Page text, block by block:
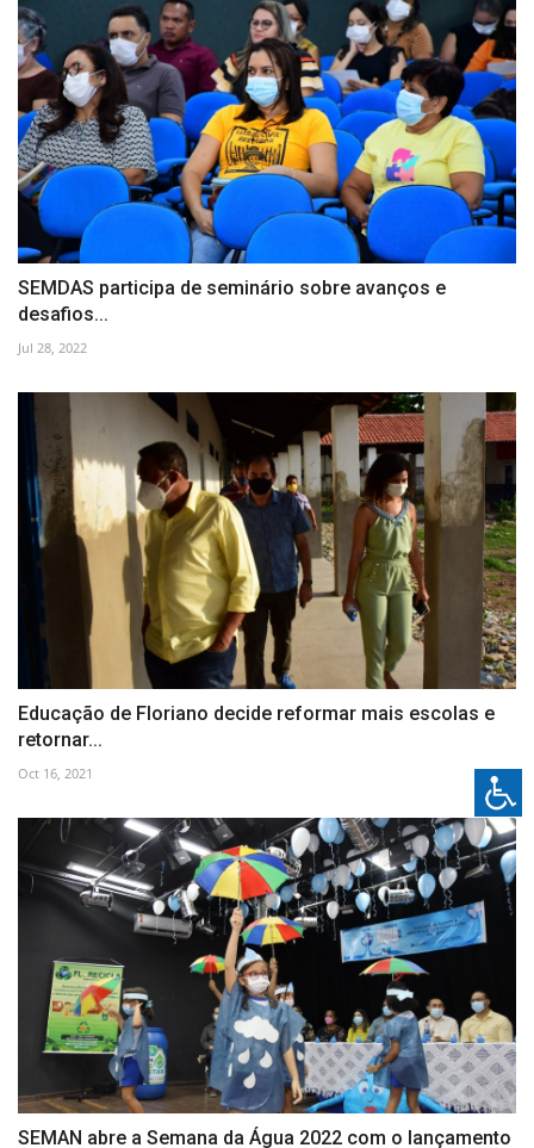
SEMDAS participa de seminário sobre avanços e
desafios...
Jul 28, 2022
Educação de Floriano decide reformar mais escolas e
retornar...
Oct 16, 2021
SEMAN abre a Semana da Água 2022 com o lançamento